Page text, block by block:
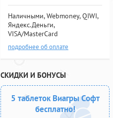
Наличными, Webmoney, QIWI,
Яндекс.Деньги,
VISA/MasterCard
подробнее об оплате
СКИДКИ И БОНУСЫ
5 таблеток Виагры Софт
бесплатно!